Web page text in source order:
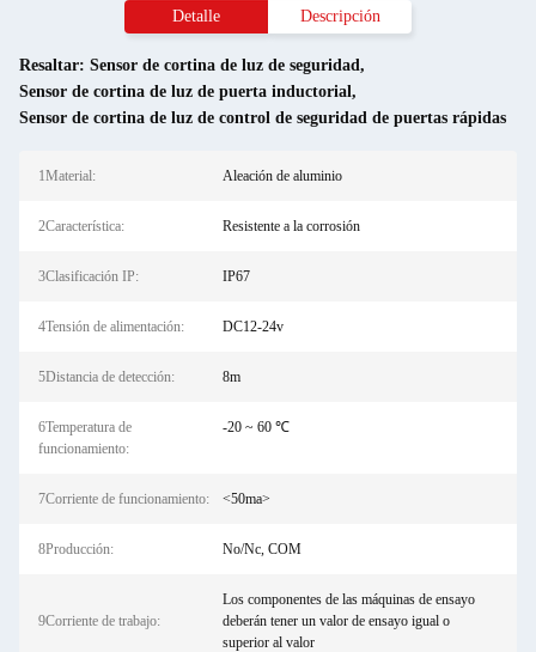
Detalle Descripción
Resaltar: Sensor de cortina de luz de seguridad,
Sensor de cortina de luz de puerta inductorial,
Sensor de cortina de luz de control de seguridad de puertas rápidas
1Material: Aleación de aluminio
2Característica: Resistente a la corrosión
3Clasificación IP: IP67
4Tensión de alimentación: DC12-24v
5Distancia de detección: 8m
6Temperatura de
funcionamiento:
-20 ~ 60 ℃
7Corriente de funcionamiento: <50ma>
8Producción: No/Nc, COM
9Corriente de trabajo:
Los componentes de las máquinas de ensayo
deberán tener un valor de ensayo igual o
superior al valor